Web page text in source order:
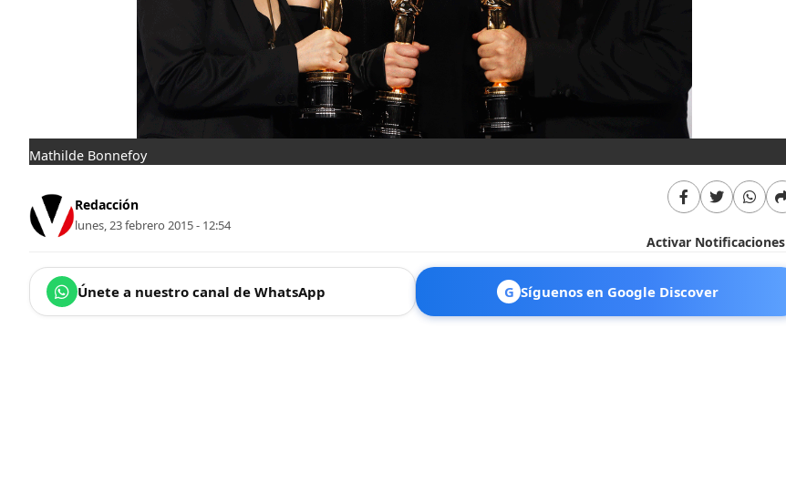
Mathilde Bonnefoy
Redacción
lunes, 23 febrero 2015 - 12:54
Activar Notificaciones
Únete a nuestro canal de WhatsApp G Síguenos en Google Discover